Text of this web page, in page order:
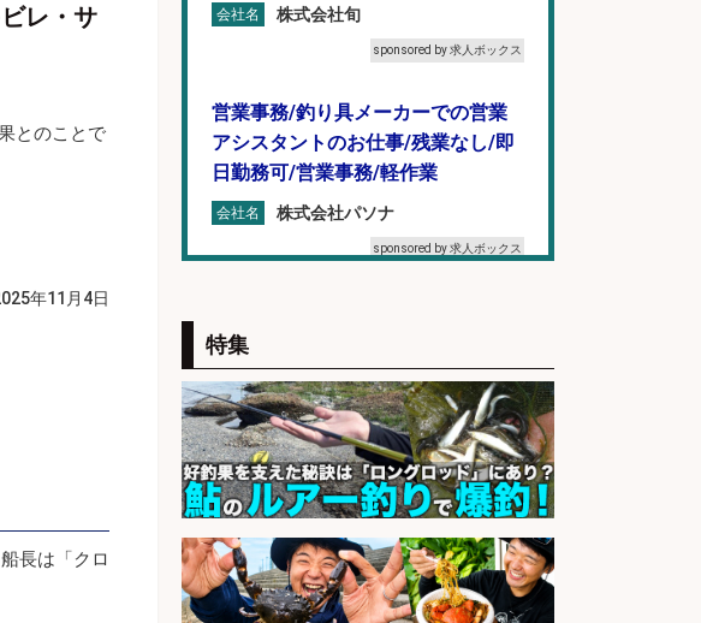
レ・サ
とのことで
年11月4日
長は「クロ
会社名 株式会社旬
sponsored by 求人ボックス
営業事務/釣り具メーカーでの営業
アシスタントのお仕事/残業なし/即
日勤務可/営業事務/軽作業
会社名 株式会社パソナ
sponsored by 求人ボックス
向けSaaS企業「魚ぽち」/東証グロ
ース市場上場
会社名 株式会社フーディソン
sponsored by 求人ボックス
福岡「現場監督」/釣り好き歓迎/残
業10時間/経験者歓迎
会社名 広松久水産株式会社
sponsored by 求人ボックス
特集